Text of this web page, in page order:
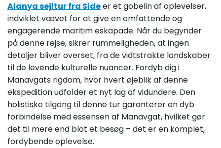
Alanya sejltur fra Sideer et gobelin af oplevelser,
indviklet vævet for at give en omfattende og
engagerende maritim eskapade. Når du begynder
på denne rejse, sikrer rummeligheden, at ingen
detaljer bliver overset, fra de vidtstrakte landskaber
til de levende kulturelle nuancer. Fordyb dig i
Manavgats rigdom, hvor hvert øjeblik af denne
ekspedition udfolder et nyt lag af vidundere. Den
holistiske tilgang til denne tur garanterer en dyb
forbindelse med essensen af Manavgat, hvilket gør
det til mere end blot et besøg – det er en komplet,
fordybende oplevelse.